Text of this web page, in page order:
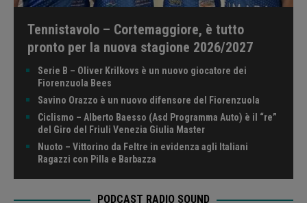
Tennistavolo – Cortemaggiore, è tutto
pronto per la nuova stagione 2026/2027
Serie B – Oliver Krilkovs è un nuovo giocatore dei
Fiorenzuola Bees
Savino Orazzo è un nuovo difensore del Fiorenzuola
Ciclismo – Alberto Baesso (Asd Programma Auto) è il “re”
del Giro del Friuli Venezia Giulia Master
Nuoto – Vittorino da Feltre in evidenza agli Italiani
Ragazzi con Pilla e Barbazza
PODCAST RADIO SOUND